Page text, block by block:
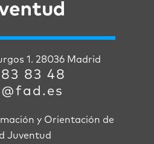
1. 28036 Madrid
83 48
y Orientación de
Juventud